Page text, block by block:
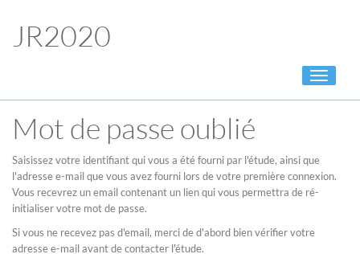
JR2020
Toggle
Mot de passe oublié
Saisissez votre identifiant qui vous a été fourni par l'étude, ainsi que
l'adresse e-mail que vous avez fourni lors de votre première connexion.
Vous recevrez un email contenant un lien qui vous permettra de ré-
initialiser votre mot de passe.
Si vous ne recevez pas d'email, merci de d'abord bien vérifier votre
adresse e-mail avant de contacter l'étude.